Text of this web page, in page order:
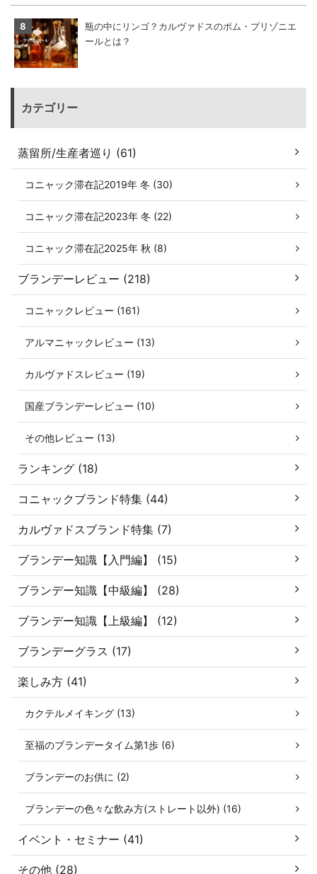
瓶の中にリンゴ？カルヴァドスのポム・プリゾニエ
ールとは？
カテゴリー
蒸留所/生産者巡り (61)
コニャック滞在記2019年 冬 (30)
コニャック滞在記2023年 冬 (22)
コニャック滞在記2025年 秋 (8)
ブランデーレビュー (218)
コニャックレビュー (161)
アルマニャックレビュー (13)
カルヴァドスレビュー (19)
国産ブランデーレビュー (10)
その他レビュー (13)
ランキング (18)
コニャックブランド特集 (44)
カルヴァドスブランド特集 (7)
ブランデー知識【入門編】 (15)
ブランデー知識【中級編】 (28)
ブランデー知識【上級編】 (12)
ブランデーグラス (17)
楽しみ方 (41)
カクテルメイキング (13)
至福のブランデータイム第1歩 (6)
ブランデーのお供に (2)
ブランデーの色々な飲み方(ストレート以外) (16)
イベント・セミナー (41)
その他 (28)